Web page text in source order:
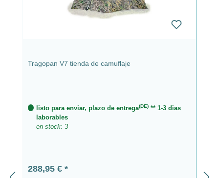
Tragopan V7 tienda de camuflaje
listo para enviar, plazo de entrega(DE) ** 1-3 dias
laborables
en stock: 3
Precio normal:
288,95 €